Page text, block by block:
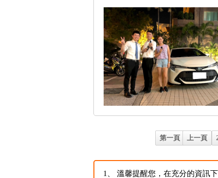
第一頁 上一頁
1、
溫馨提醒您，在充分的資訊